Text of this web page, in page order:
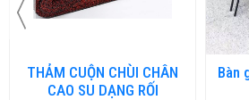
THẢM CUỘN CHÙI CHÂN
CAO SU DẠNG RỐI
Bàn